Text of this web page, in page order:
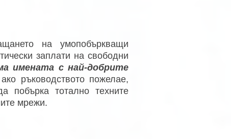
на умопобъркващи
заплати на свободни
имената с най-добрите
ръководството пожелае,
тотално техните
мрежи.